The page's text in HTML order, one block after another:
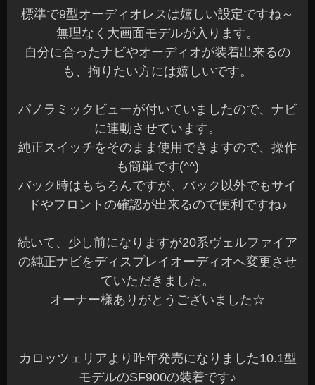
標準で9型オーディオレスは嬉しい設定ですね～
無理なく大画面モデルが入ります。
自分に合ったナビやオーディオが装着出来るの
も、拘りたい方には嬉しいです。
パノラミックビューが付いていましたので、ナビ
に連動させています。
純正スイッチをそのまま使用できますので、操作
も簡単です(^^)
バック時はもちろんですが、バック以外でもサイ
ドやフロントの確認が出来るので便利ですね♪
続いて、少し前になりますが20系ヴェルファイア
の純正ナビをディスプレイオーディオへ変更させ
ていただきました。
オーナー様ありがとうございました☆
カロッツェリアより昨年発売になりました10.1型
モデルのSF900の装着です♪